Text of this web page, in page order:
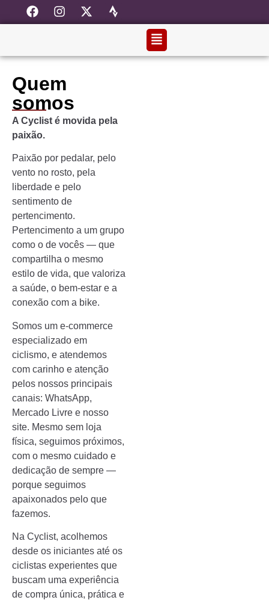
Quem
somos
A Cyclist é movida pela
paixão.
Paixão por pedalar, pelo
vento no rosto, pela
liberdade e pelo
sentimento de
pertencimento.
Pertencimento a um grupo
como o de vocês — que
compartilha o mesmo
estilo de vida, que valoriza
a saúde, o bem-estar e a
conexão com a bike.
Somos um e-commerce
especializado em
ciclismo, e atendemos
com carinho e atenção
pelos nossos principais
canais: WhatsApp,
Mercado Livre e nosso
site. Mesmo sem loja
física, seguimos próximos,
com o mesmo cuidado e
dedicação de sempre —
porque seguimos
apaixonados pelo que
fazemos.
Na Cyclist, acolhemos
desde os iniciantes até os
ciclistas experientes que
buscam uma experiência
de compra única, prática e